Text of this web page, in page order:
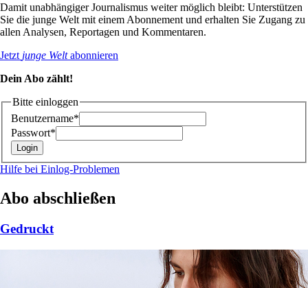
Damit unabhängiger Journalismus weiter möglich bleibt: Unterstützen
Sie die junge Welt mit einem Abonnement und erhalten Sie Zugang zu
allen Analysen, Reportagen und Kommentaren.
Jetzt junge Weltabonnieren
Dein Abo zählt!
Bitte einloggen
Benutzername*
Passwort*
Hilfe bei Einlog-Problemen
Abo abschließen
Gedruckt